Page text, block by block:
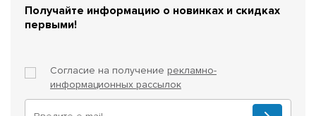
Получайте информацию о новинках и скидках
первыми!
Согласие на получение рекламно-
информационных рассылок